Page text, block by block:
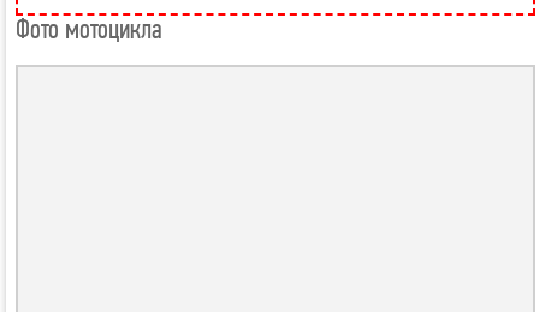
Фото мотоцикла